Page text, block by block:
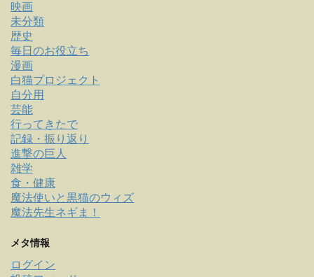
映画
未分類
歴史
毎日のお役立ち
漫画
白猫プロジェクト
自分用
芸能
行ってきたで
記録・振り返り
進撃の巨人
雑学
食・健康
魔法使いと黒猫のウィズ
魔法先生ネギま！
メタ情報
ログイン